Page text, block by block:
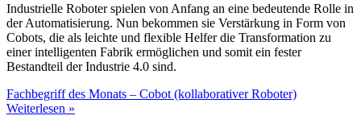
Industrielle Roboter spielen von Anfang an eine bedeutende Rolle in
der Automatisierung. Nun bekommen sie Verstärkung in Form von
Cobots, die als leichte und flexible Helfer die Transformation zu
einer intelligenten Fabrik ermöglichen und somit ein fester
Bestandteil der Industrie 4.0 sind.
Fachbegriff des Monats – Cobot (kollaborativer Roboter)
Weiterlesen »